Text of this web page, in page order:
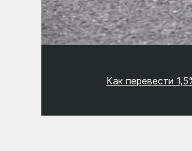
Как перевести